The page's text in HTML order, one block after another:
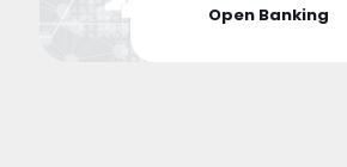
Open Banking